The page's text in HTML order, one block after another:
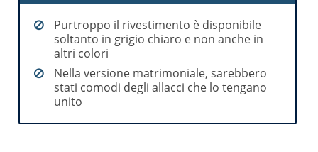
Purtroppo il rivestimento è disponibile
soltanto in grigio chiaro e non anche in
altri colori
Nella versione matrimoniale, sarebbero
stati comodi degli allacci che lo tengano
unito